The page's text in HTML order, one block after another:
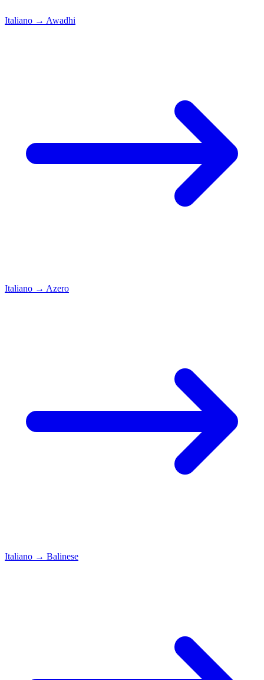
Italiano → Awadhi
Italiano → Azero
Italiano → Balinese